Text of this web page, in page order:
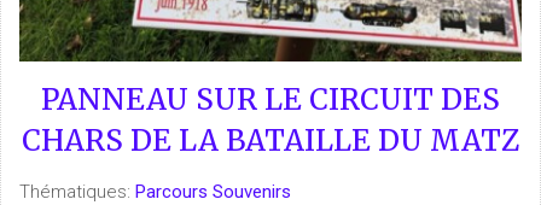
PANNEAU SUR LE CIRCUIT DES
CHARS DE LA BATAILLE DU MATZ
Thématiques: Parcours Souvenirs